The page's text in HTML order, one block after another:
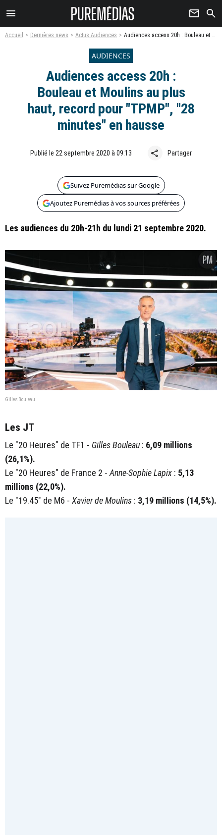
menu newsletter search
Accueil Dernières news Actus Audiences Audiences access 20h : Bouleau et Moulins au plus haut, record pour "TPMP", "28 minutes" en hausse
AUDIENCES
Audiences access 20h :
Bouleau et Moulins au plus
haut, record pour "TPMP", "28
minutes" en hausse
Publié le 22 septembre 2020 à 09:13 share Partager
Suivez Puremédias sur Google
Ajoutez Puremédias à vos sources préférées
Les audiences du 20h-21h du lundi 21 septembre 2020.
Gilles Bouleau
Les JT
Le "20 Heures" de TF1 - Gilles Bouleau : 6,09 millions
(26,1%).
Le "20 Heures" de France 2 - Anne-Sophie Lapix : 5,13
millions (22,0%).
Le "19.45" de M6 - Xavier de Moulins : 3,19 millions (14,5%).